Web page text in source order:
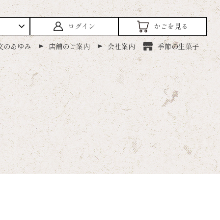
のあゆみ 店舗のご案内 会社案内 季節の生菓子
ログイン かごを見る